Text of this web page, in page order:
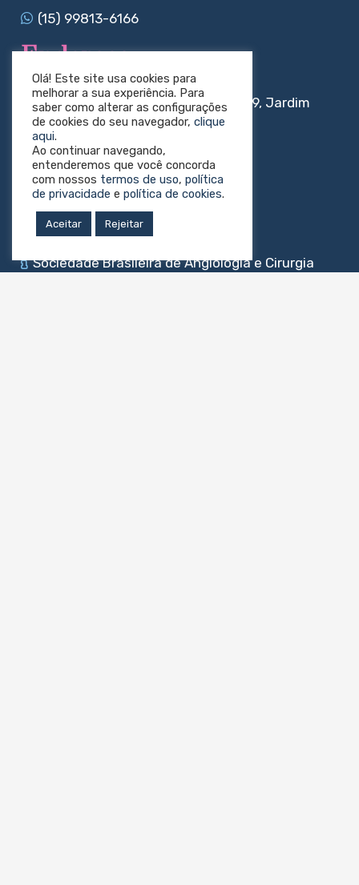
(15) 99813-6166
Endereço:
Rua Rui Coelho de Oliveira Filho, 119, Jardim
Faculdade, Sorocaba/Sp
Redes sociais:
Sociedade Brasileira de Angiologia e Cirurgia
Olá! Este site usa cookies para
melhorar a sua experiência. Para
saber como alterar as configurações
de cookies do seu navegador, clique
aqui.
Ao continuar navegando,
entenderemos que você concorda
com nossos termos de uso, política
de privacidade e política de cookies.
Aceitar Rejeitar